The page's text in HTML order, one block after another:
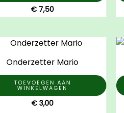
€ 7,50
Onderzetter Mario
TOEVOEGEN AAN
WINKELWAGEN
€ 3,00